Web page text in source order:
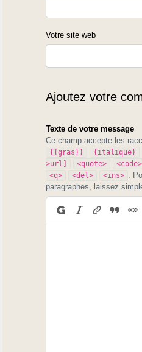
Votre site web
Ajoutez votre
Texte de votre message
Ce champ accepte les
{{gras}} {italique}
>url]
<quote> <code>
<q> <del> <ins>
.
paragraphes, laissez